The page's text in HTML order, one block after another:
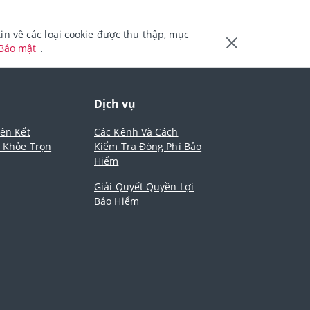
về các loại cookie được thu thập, mục
mật .
Kết
Khỏe Trọn
Dịch vụ
Các Kênh Và Cách
Kiểm Tra Đóng Phí Bảo
Hiểm
Giải Quyết Quyền Lợi
Bảo Hiểm